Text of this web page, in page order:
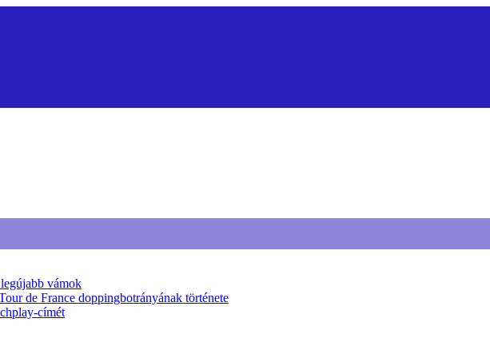
vámok
de France doppingbotrányának története
címét